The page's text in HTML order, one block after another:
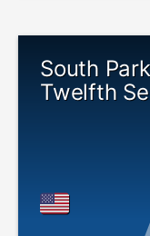
South
Twelfth